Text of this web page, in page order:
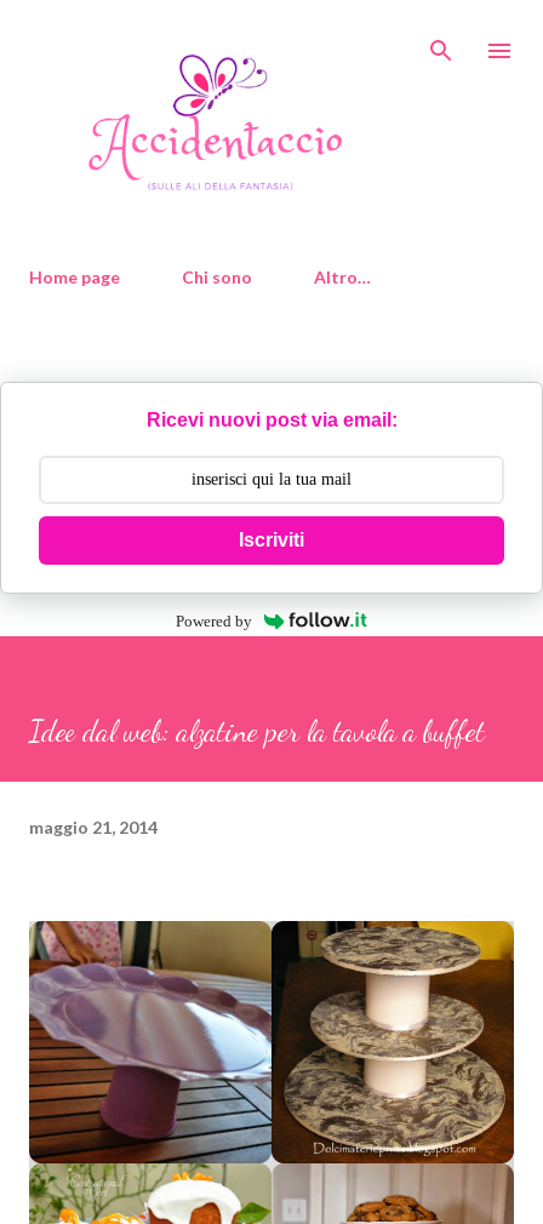
Home page Chi sono Altro…
Ricevi nuovi post via email:
Iscriviti
Powered by
Idee dal web: alzatine per la tavola a buffet
maggio 21, 2014